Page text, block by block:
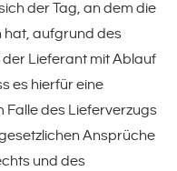
der Tag, an dem die
hat, aufgrund des
Lieferant mit Ablauf
es hierfür eine
Falle des Lieferverzugs
Ansprüche
und des